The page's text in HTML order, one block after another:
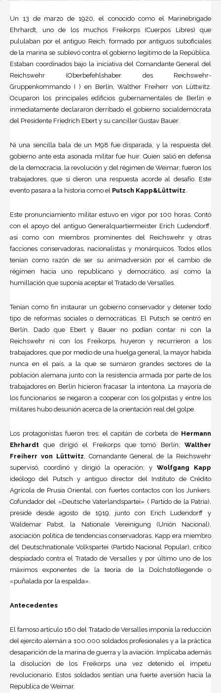
Un 13 de marzo de 1920, el conocido como el Marinebrigade
Ehrhardt, uno de los muchos Freikorps (Cuerpos Libres) que
pululaban por el antiguo Reich, formado por antiguos suboficiales
de la marina se sublevó contra el gobierno legitimo de la República.
Estaban coordinados bajo la iniciativa del Comandante General del
Reichswehr (Oberbefehlshaber des Reichswehr-
Gruppenkommando I ) en Berlín, Walther Freiherr von Lüttwitz.
Ocuparon los principales edificios gubernamentales de Berlín e
inmediatamente declararon derribado el gobierno socialdemócrata
del Presidente Friedrich Ebert y su canciller Gustav Bauer.
Ni una sencilla bala de un M98 fue disparada, y la respuesta del
gobierno ante esta asonada militar fue huir. Quien salió en defensa
de la democracia, la revolución y del régimen de Weimar, fueron los
trabajadores, que sí dieron una respuesta acorde al desafío. Este
evento pasara a la historia como el Putsch Kapp&Lüttwitz.
Este pronunciamiento militar estuvo en vigor por 100 horas. Contó
con el apoyo del antiguo Generalquartiermeister Erich Ludendorff,
así como con miembros prominentes del Reichswehr y otras
facciones conservadoras, nacionalistas y monárquicos. Todos ellos
tenían como razón de ser su animadversión por el cambio de
régimen hacia uno republicano y democrático, así como la
humillación que suponía aceptar el Tratado de Versalles.
Tenían como fin instaurar un gobierno conservador y detener todo
tipo de reformas sociales o democráticas. El Putsch se centró en
Berlín. Dado que Ebert y Bauer no podían contar ni con la
Reichswehr ni con los Freikorps, huyeron y recurrieron a los
trabajadores, que por medio de una huelga general, la mayor habida
nunca en el país, a la que se sumaron grandes sectores de la
población alemana junto con la resistencia armada por parte de los
trabajadores en Berlín hicieron fracasar la intentona. La mayoría de
los funcionarios se negaron a cooperar con los golpistas y entre los
militares hubo desunión acerca de la orientación real del golpe.
Los protagonistas fueron tres: el capitán de corbeta de Hermann
Ehrhardt que dirigió el Freikorps que tomó Berlín; Walther
Freiherr von Lüttwitz, Comandante General de la Reichswehr
supervisó, coordinó y dirigió la operación; yWolfgang Kapp
ideólogo del Putsch y antiguo director del Instituto de Crédito
Agrícola de Prusia Oriental, con fuertes contactos con los Junkers.
Cofundador del «Deutsche Vaterlandspartei» ( Partido de la Patria),
preside desde agosto de 1919, junto con Erich Ludendorff y
Waldemar Pabst, la Nationale Vereinigung (Unión Nacional),
asociación política de tendencias conservadoras. Kapp era miembro
del Deutschnationale Volkspartei (Partido Nacional Popular), crítico
despiadado contra el Tratado de Versalles y por último uno de los
máximos exponentes de la teoría de la Dolchstoßlegendeo
«puñalada por la espalda».
Antecedentes
El famoso artículo 160 del Tratado de Versalles imponía la reducción
del ejercito alemán a 100.000 soldados profesionales y a la práctica
desaparición de la marina de guerra y la aviación. Implicaba además
la disolución de los Freikorps una vez detenido el ímpetu
revolucionario. Estos soldados sentían una fuerte aversión hacia la
Republica de Weimar.